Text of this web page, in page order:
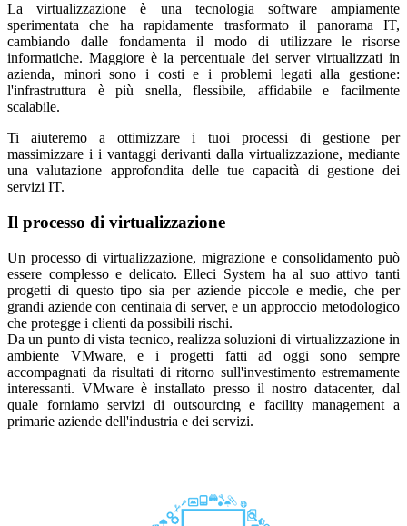
La virtualizzazione è una tecnologia software ampiamente
sperimentata che ha rapidamente trasformato il panorama IT,
cambiando dalle fondamenta il modo di utilizzare le risorse
informatiche. Maggiore è la percentuale dei server virtualizzati in
azienda, minori sono i costi e i problemi legati alla gestione:
l'infrastruttura è più snella, flessibile, affidabile e facilmente
scalabile.
Ti aiuteremo a ottimizzare i tuoi processi di gestione per
massimizzare i i vantaggi derivanti dalla virtualizzazione, mediante
una valutazione approfondita delle tue capacità di gestione dei
servizi IT.
Il processo di virtualizzazione
Un processo di virtualizzazione, migrazione e consolidamento può
essere complesso e delicato. Elleci System ha al suo attivo tanti
progetti di questo tipo sia per aziende piccole e medie, che per
grandi aziende con centinaia di server, e un approccio metodologico
che protegge i clienti da possibili rischi.
Da un punto di vista tecnico, realizza soluzioni di virtualizzazione in
ambiente VMware, e i progetti fatti ad oggi sono sempre
accompagnati da risultati di ritorno sull'investimento estremamente
interessanti. VMware è installato presso il nostro datacenter, dal
quale forniamo servizi di outsourcing e facility management a
primarie aziende dell'industria e dei servizi.